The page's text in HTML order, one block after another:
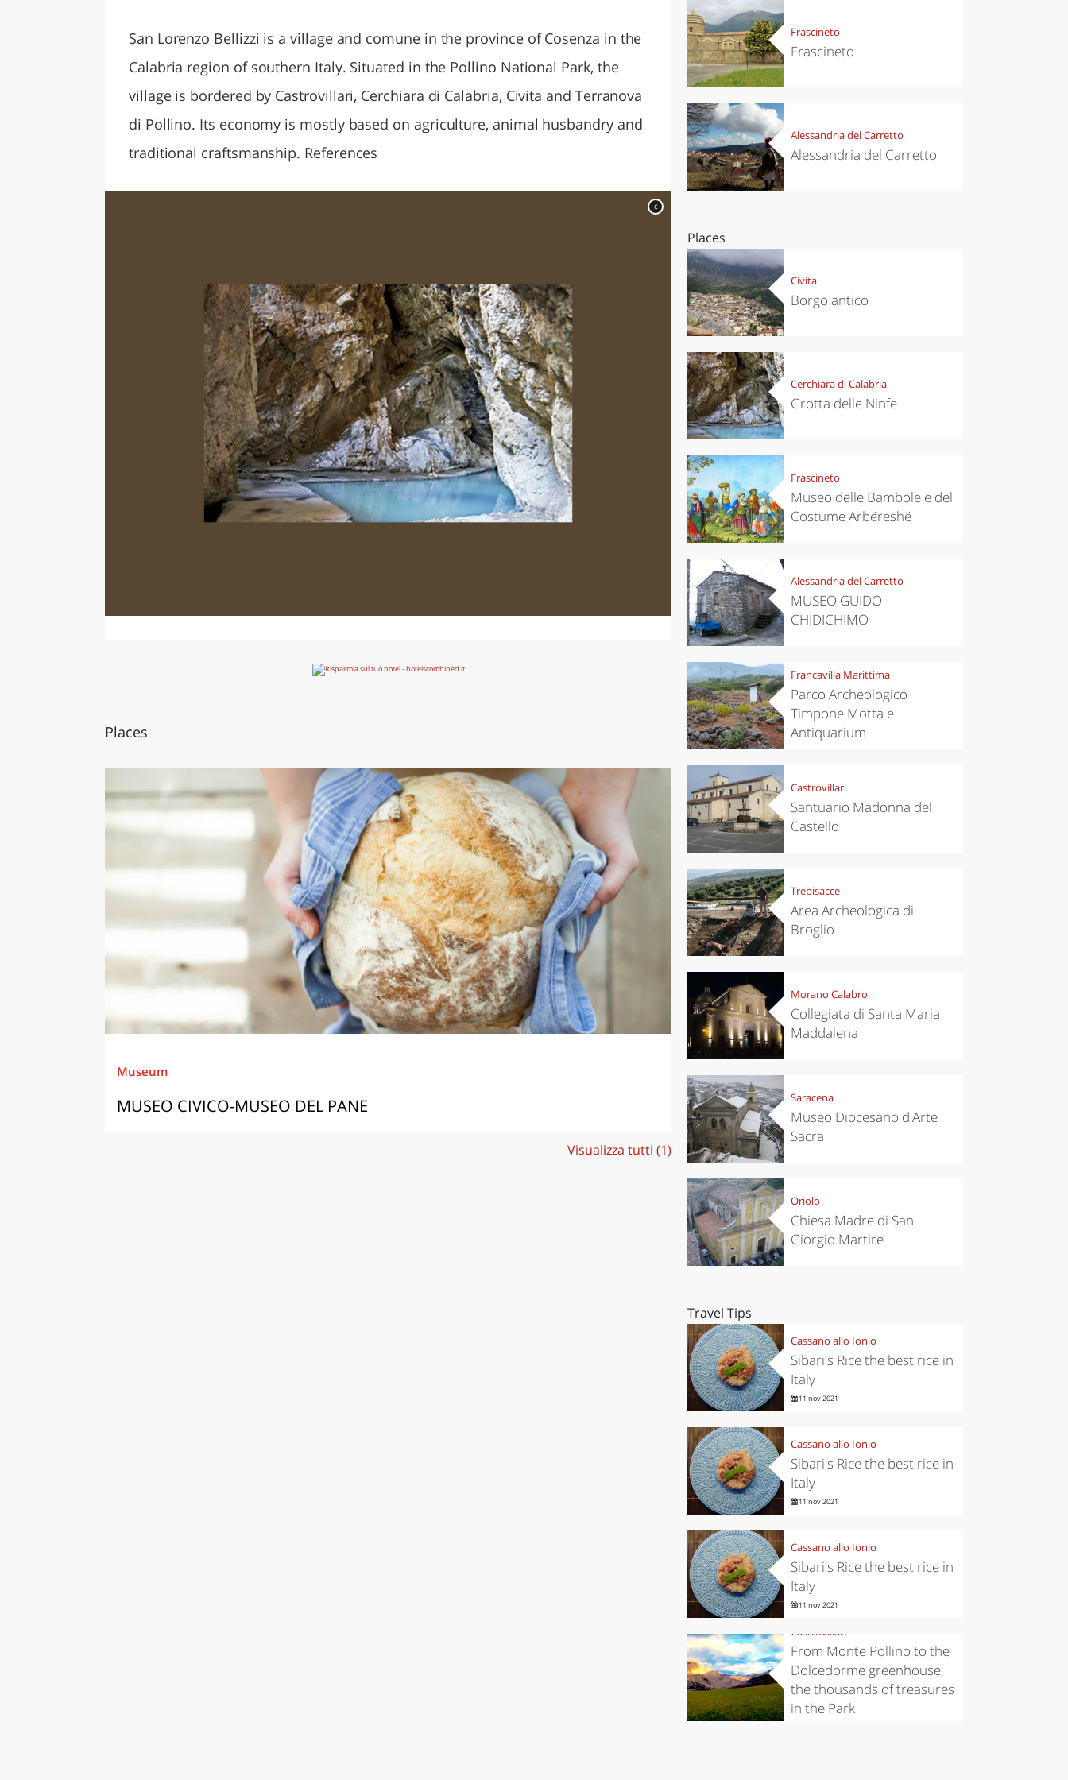
San Lorenzo Bellizzi is a village and comune in the province of Cosenza in the
Calabria region of southern Italy. Situated in the Pollino National Park, the
village is bordered by Castrovillari, Cerchiara di Calabria, Civita and Terranova
di Pollino. Its economy is mostly based on agriculture, animal husbandry and
traditional craftsmanship. References
c
Places
Museum
MUSEO CIVICO-MUSEO DEL PANE
Visualizza tutti (1)
Frascineto
Frascineto
Alessandria del Carretto
Alessandria del Carretto
Places
Civita
Borgo antico
Cerchiara di Calabria
Grotta delle Ninfe
Frascineto
Museo delle Bambole e del
Costume Arbëreshë
Alessandria del Carretto
MUSEO GUIDO
CHIDICHIMO
Francavilla Marittima
Parco Archeologico
Timpone Motta e
Antiquarium
Castrovillari
Santuario Madonna del
Castello
Trebisacce
Area Archeologica di
Broglio
Morano Calabro
Collegiata di Santa Maria
Maddalena
Saracena
Museo Diocesano d'Arte
Sacra
Oriolo
Chiesa Madre di San
Giorgio Martire
Travel Tips
Cassano allo Ionio
Sibari's Rice the best rice in
Italy
11 nov 2021
Cassano allo Ionio
Sibari's Rice the best rice in
Italy
11 nov 2021
Cassano allo Ionio
Sibari's Rice the best rice in
Italy
11 nov 2021
Castrovillari
From Monte Pollino to the
Dolcedorme greenhouse,
the thousands of treasures
in the Park